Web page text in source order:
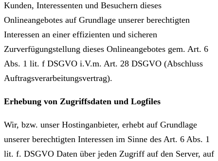
Kunden, Interessenten und Besuchern dieses
Onlineangebotes auf Grundlage unserer berechtigten
Interessen an einer effizienten und sicheren
Zurverfügungstellung dieses Onlineangebotes gem. Art. 6
Abs. 1 lit. f DSGVO i.V.m. Art. 28 DSGVO (Abschluss
Auftragsverarbeitungsvertrag).
Erhebung von Zugriffsdaten und Logfiles
Wir, bzw. unser Hostinganbieter, erhebt auf Grundlage
unserer berechtigten Interessen im Sinne des Art. 6 Abs. 1
lit. f. DSGVO Daten über jeden Zugriff auf den Server, auf